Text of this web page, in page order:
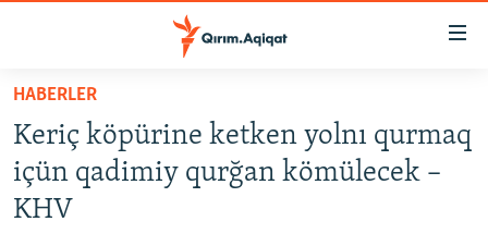
Esas
qaytmaq
Baş
navigatsiyağa
qaytmaq
HABERLER
SİYASET
İQTİSADİYAT
HABERLER
Keriç köpürine ketken yolnı qurmaq
içün qadimiy qurğan kömülecek –
KHV